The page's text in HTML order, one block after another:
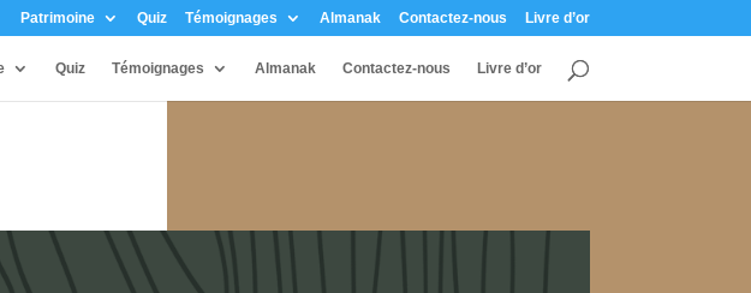
Patrimoine Quiz Témoignages Almanak Contactez-nous Livre d’or
Quiz Témoignages Almanak Contactez-nous Livre d’or